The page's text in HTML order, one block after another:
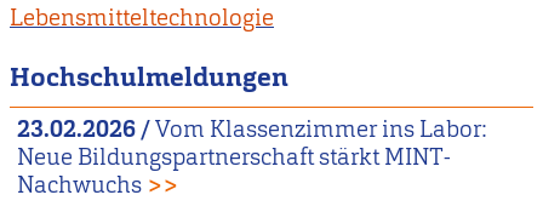
Lebensmitteltechnologie
Hochschulmeldungen
23.02.2026 /Vom Klassenzimmer ins Labor:
Neue Bildungspartnerschaft stärkt MINT-
Nachwuchs >>